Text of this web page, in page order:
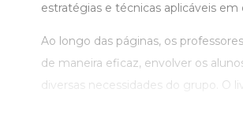
estratégias e técnicas aplicáveis
Ao longo das páginas, os
de maneira eficaz, envolver os
diversas necessidades do grupo. O